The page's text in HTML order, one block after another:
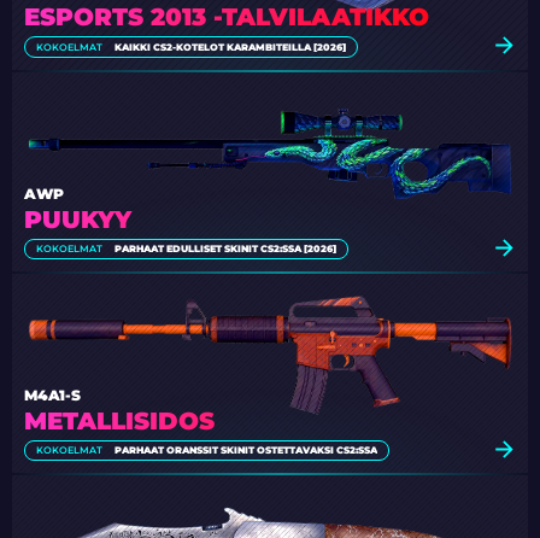
ESPORTS 2013 -TALVILAATIKKO
KOKOELMAT KAIKKI CS2-KOTELOT KARAMBITEILLA [2026]
PUUKYY
AWP
KOKOELMAT PARHAAT EDULLISET SKINIT CS2:SSA [2026]
METALLISIDOS
M4A1-S
KOKOELMAT PARHAAT ORANSSIT SKINIT OSTETTAVAKSI CS2:SSA